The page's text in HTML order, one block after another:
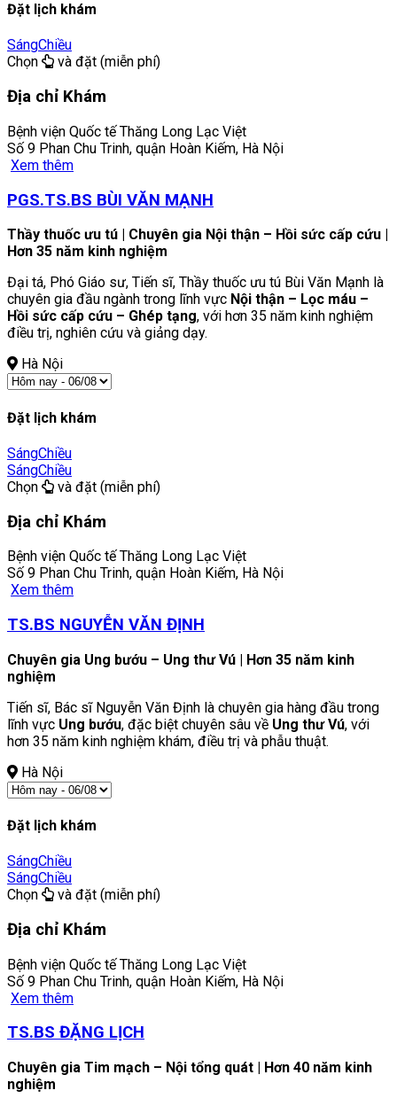
Đặt lịch khám
SángChiều
Chọn
và đặt (miễn phí)
Địa chỉ Khám
Bệnh viện Quốc tế Thăng Long Lạc Việt
Số 9 Phan Chu Trinh, quận Hoàn Kiếm, Hà Nội
Xem thêm
PGS.TS.BS BÙI VĂN MẠNH
Thầy thuốc ưu tú | Chuyên gia Nội thận – Hồi sức cấp cứu |
Hơn 35 năm kinh nghiệm
Đại tá, Phó Giáo sư, Tiến sĩ, Thầy thuốc ưu tú Bùi Văn Mạnh là
chuyên gia đầu ngành trong lĩnh vực Nội thận – Lọc máu –
Hồi sức cấp cứu – Ghép tạng, với hơn 35 năm kinh nghiệm
điều trị, nghiên cứu và giảng dạy.
Hà Nội
Đặt lịch khám
SángChiều
SángChiều
Chọn
và đặt (miễn phí)
Địa chỉ Khám
Bệnh viện Quốc tế Thăng Long Lạc Việt
Số 9 Phan Chu Trinh, quận Hoàn Kiếm, Hà Nội
Xem thêm
TS.BS NGUYỄN VĂN ĐỊNH
Chuyên gia Ung bướu – Ung thư Vú | Hơn 35 năm kinh
nghiệm
Tiến sĩ, Bác sĩ Nguyễn Văn Định là chuyên gia hàng đầu trong
lĩnh vực Ung bướu, đặc biệt chuyên sâu về Ung thư Vú, với
hơn 35 năm kinh nghiệm khám, điều trị và phẫu thuật.
Hà Nội
Đặt lịch khám
SángChiều
SángChiều
Chọn
và đặt (miễn phí)
Địa chỉ Khám
Bệnh viện Quốc tế Thăng Long Lạc Việt
Số 9 Phan Chu Trinh, quận Hoàn Kiếm, Hà Nội
Xem thêm
TS.BS ĐẶNG LỊCH
Chuyên gia Tim mạch – Nội tổng quát | Hơn 40 năm kinh
nghiệm